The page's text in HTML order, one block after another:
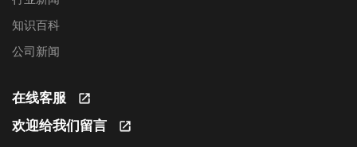
知识百科
公司新闻
在线客服
欢迎给我们留言